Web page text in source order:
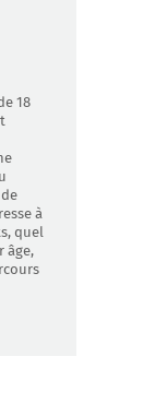
18
à
quel
âge,